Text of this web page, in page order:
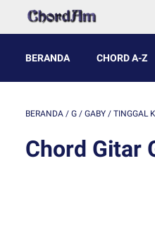
BERANDA CHORD A-Z
BERANDA / G / GABY / TINGGAL
Chord Gitar